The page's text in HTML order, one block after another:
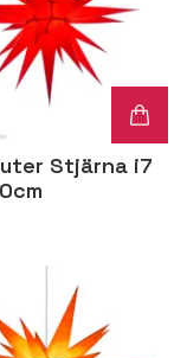
Stjärna i7